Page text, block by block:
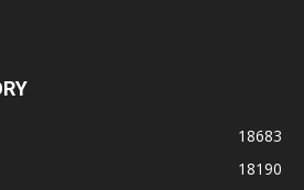
18683
18190